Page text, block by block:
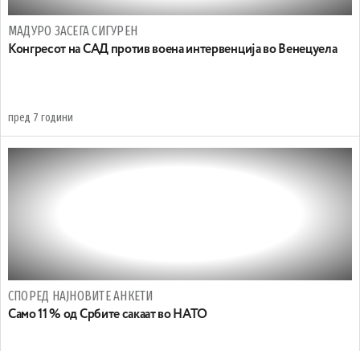
МАДУРО ЗАСЕГА СИГУРЕН
Конгресот на САД против воена интервенција во Венецуела
пред 7 години
СПОРЕД НАЈНОВИТЕ АНКЕТИ
Само 11 % од Србите сакаат во НАТО